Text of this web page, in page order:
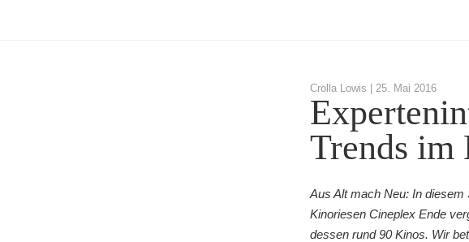
Crolla Lowis | 25. Mai 2016
Trends im
Aus Alt mach Neu: In
Kinoriesen Cineplex Ende
dessen rund 90 Kinos. Wir